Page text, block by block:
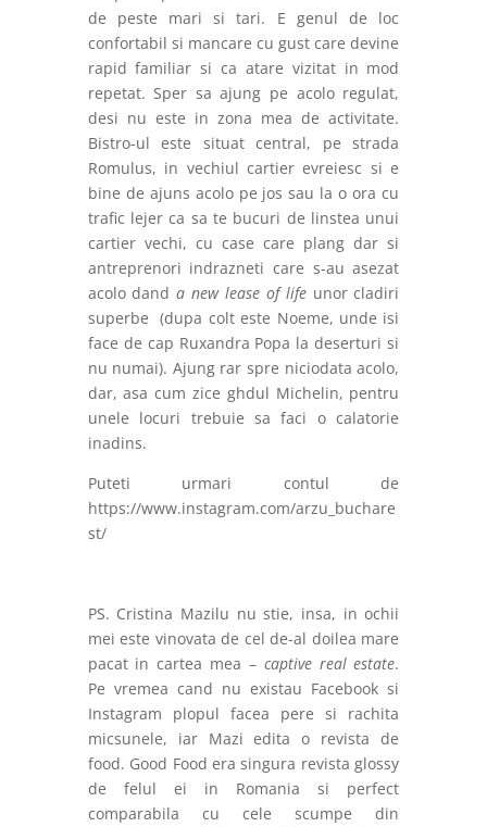
de peste mari si tari. E genul de loc
confortabil si mancare cu gust care devine
rapid familiar si ca atare vizitat in mod
repetat. Sper sa ajung pe acolo regulat,
desi nu este in zona mea de activitate.
Bistro-ul este situat central, pe strada
Romulus, in vechiul cartier evreiesc si e
bine de ajuns acolo pe jos sau la o ora cu
trafic lejer ca sa te bucuri de linstea unui
cartier vechi, cu case care plang dar si
antreprenori indrazneti care s-au asezat
acolo dand a new lease of life unor cladiri
superbe
(dupa colt este Noeme, unde isi
face de cap Ruxandra Popa la deserturi si
nu numai). Ajung rar spre niciodata acolo,
dar, asa cum zice ghdul Michelin, pentru
unele locuri trebuie sa faci o calatorie
inadins.
Puteti urmari contul de
https://www.instagram.com/arzu_buchare
st/
PS. Cristina Mazilu nu stie, insa, in ochii
mei este vinovata de cel de-al doilea mare
pacat in cartea mea –captive real estate.
Pe vremea cand nu existau Facebook si
Instagram plopul facea pere si rachita
micsunele, iar Mazi edita o revista de
food. Good Food era singura revista glossy
de felul ei in Romania si perfect
comparabila cu cele scumpe din